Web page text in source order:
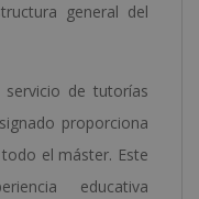
general del
de tutorías
proporciona
el máster. Este
educativa